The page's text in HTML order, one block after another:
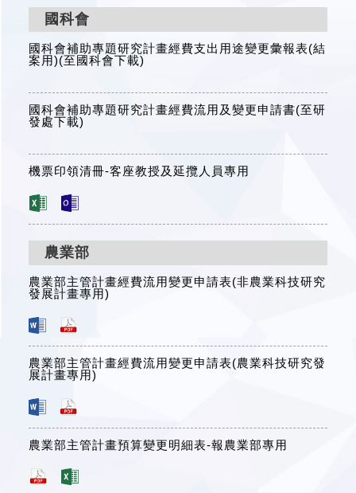
國科會
國科會補助專題研究計畫經費支出用途變更彙報表(結
案用)(至國科會下載)
國科會補助專題研究計畫經費流用及變更申請書(至研
發處下載)
機票印領清冊-客座教授及延攬人員專用
農業部
農業部主管計畫經費流用變更申請表(非農業科技研究
發展計畫專用)
農業部主管計畫經費流用變更申請表(農業科技研究發
展計畫專用)
農業部主管計畫預算變更明細表-報農業部專用